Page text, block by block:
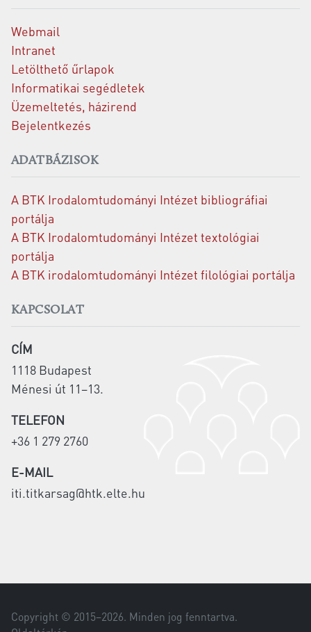
Webmail
Intranet
Letölthető űrlapok
Informatikai segédletek
Üzemeltetés, házirend
Bejelentkezés
ADATBÁZISOK
A BTK Irodalomtudományi Intézet bibliográfiai
portálja
A BTK Irodalomtudományi Intézet textológiai
portálja
A BTK irodalomtudományi Intézet filológiai portálja
KAPCSOLAT
CÍM
1118 Budapest
Ménesi út 11–13.
TELEFON
+36 1 279 2760
E-MAIL
iti.titkarsag@htk.elte.hu
Copyright © 2015–2026. Minden jog fenntartva.